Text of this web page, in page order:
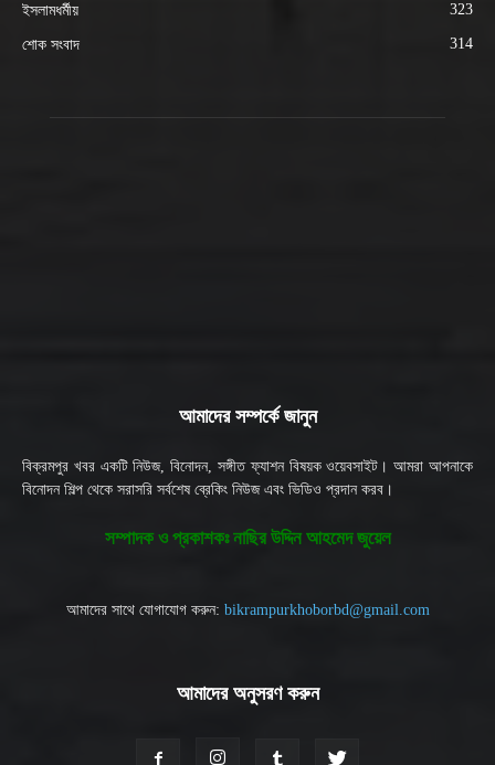
ইসলামধর্মীয় 323
শোক সংবাদ 314
আমাদের সম্পর্কে জানুন
বিক্রমপুর খবর একটি নিউজ, বিনোদন, সঙ্গীত ফ্যাশন বিষয়ক ওয়েবসাইট। আমরা আপনাকে
বিনোদন শিল্প থেকে সরাসরি সর্বশেষ ব্রেকিং নিউজ এবং ভিডিও প্রদান করব।
সম্পাদক ও প্রকাশকঃ নাছির উদ্দিন আহমেদ জুয়েল
আমাদের সাথে যোগাযোগ করুন: bikrampurkhoborbd@gmail.com
আমাদের অনুসরণ করুন